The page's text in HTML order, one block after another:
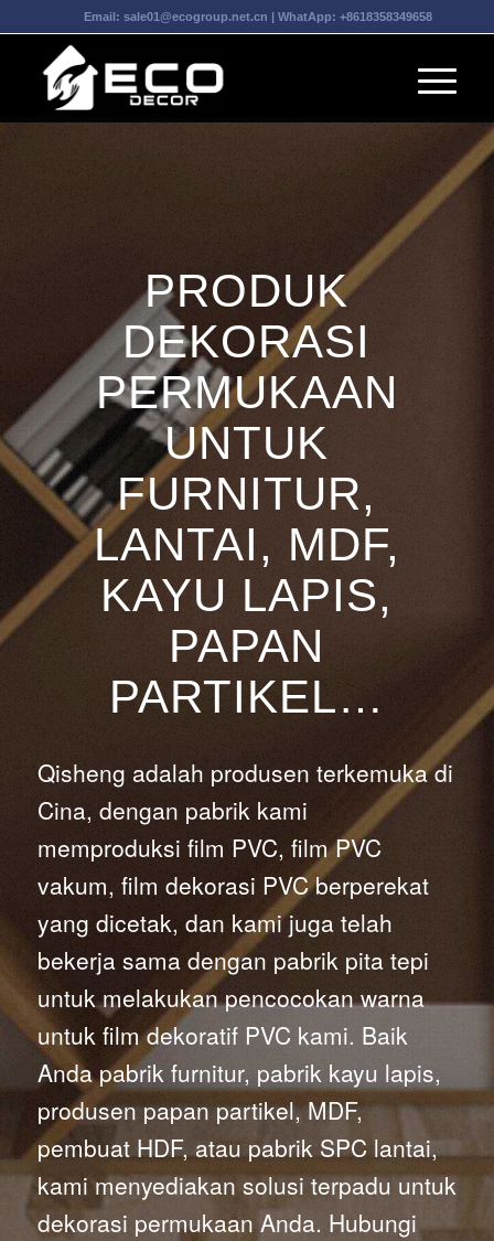
Email: sale01@ecogroup.net.cn | WhatApp: +8618358349658
PRODUK
DEKORASI
PERMUKAAN
UNTUK
FURNITUR,
LANTAI, MDF,
KAYU LAPIS,
PAPAN
PARTIKEL…
Qisheng adalah produsen terkemuka di
Cina, dengan pabrik kami
memproduksi film PVC, film PVC
vakum, film dekorasi PVC berperekat
yang dicetak, dan kami juga telah
bekerja sama dengan pabrik pita tepi
untuk melakukan pencocokan warna
untuk film dekoratif PVC kami. Baik
Anda pabrik furnitur, pabrik kayu lapis,
produsen papan partikel, MDF,
pembuat HDF, atau pabrik SPC lantai,
kami menyediakan solusi terpadu untuk
dekorasi permukaan Anda. Hubungi